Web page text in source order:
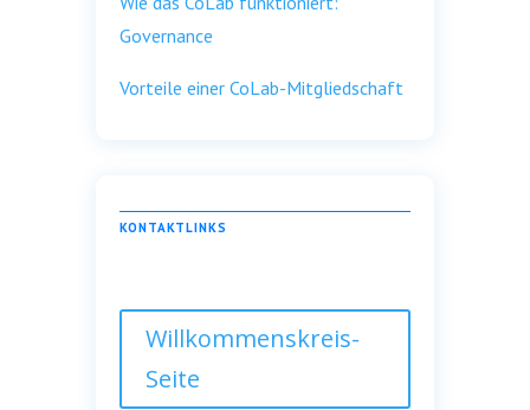
Governance
Vorteile einer CoLab-Mitgliedschaft
KONTAKTLINKS
Willkommenskreis-
Seite